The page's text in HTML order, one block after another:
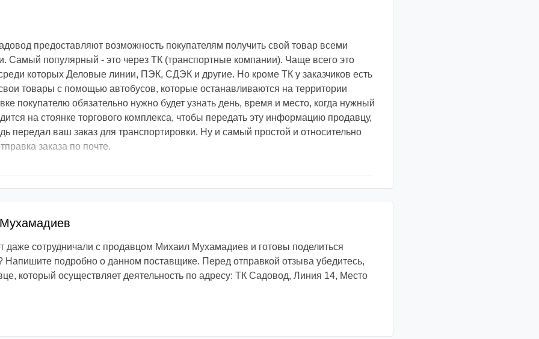
предоставляют возможность покупателям получить свой товар всеми
Самый популярный - это через ТК (транспортные компании). Чаще всего это
которых Деловые линии, ПЭК, СДЭК и другие. Но кроме ТК у заказчиков есть
товары с помощью автобусов, которые останавливаются на территории
покупателю обязательно нужно будет узнать день, время и место, когда нужный
на стоянке торгового комплекса, чтобы передать эту информацию продавцу,
передал ваш заказ для транспортировки. Ну и самый простой и относительно
заказа по почте.
сотрудничали с продавцом Михаил Мухамадиев и готовы поделиться
подробно о данном поставщике. Перед отправкой отзыва убедитесь,
который осуществляет деятельность по адресу: ТК Садовод, Линия 14, Место